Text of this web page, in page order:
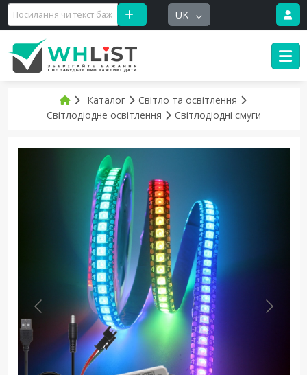
UK
Каталог
Світло та освітлення
Світлодіодне освітлення
Світлодіодні смуги